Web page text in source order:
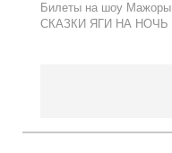
Билеты на шоу Мажоры
СКАЗКИ ЯГИ НА НОЧЬ